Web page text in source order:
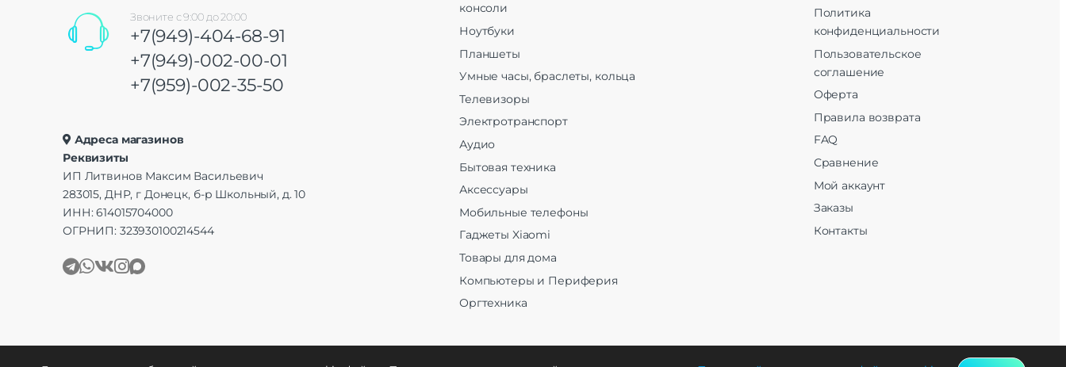
Звоните с 9:00 до 20:00
+7(949)-404-68-91
+7(949)-002-00-01
+7(959)-002-35-50
Адреса магазинов
Реквизиты
ИП Литвинов Максим Васильевич
283015, ДНР, г Донецк, б-р Школьный, д. 10
ИНН: 614015704000
ОГРНИП: 323930100214544
консоли
Ноутбуки
Планшеты
Умные часы, браслеты, кольца
Телевизоры
Электротранспорт
Аудио
Бытовая техника
Аксессуары
Мобильные телефоны
Гаджеты Xiaomi
Товары для дома
Компьютеры и Периферия
Оргтехника
Политика
конфиденциальности
Пользовательское
соглашение
Оферта
Правила возврата
FAQ
Сравнение
Мой аккаунт
Заказы
Контакты